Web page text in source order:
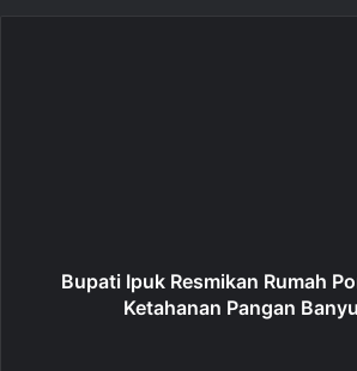
Bupati Ipuk Resmikan Rumah
Ketahanan Pangan